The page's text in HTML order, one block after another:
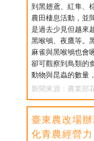
到黑翅鳶、紅隼、
農田棲息活動，並
是過去少見但越來
黑喉鴝、夜鷹等。
麻雀與黑喉鴝也會
卻可觀察到鳥類的
動物與昆蟲的數量
新聞來源：農業部
臺東農改場
化青農經營力